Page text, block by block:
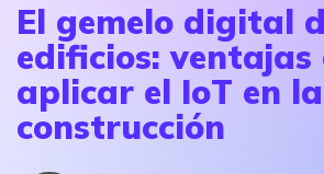
El gemelo digital
edificios: ventajas
aplicar el IoT en la
construcción